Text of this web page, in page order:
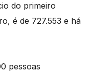
do primeiro
é de 727.553 e há
pessoas